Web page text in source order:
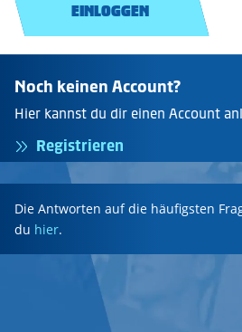
EINLOGGEN
Noch keinen Account?
Hier kannst du dir einen Account
Registrieren
Die Antworten auf die häufigsten
du hier.